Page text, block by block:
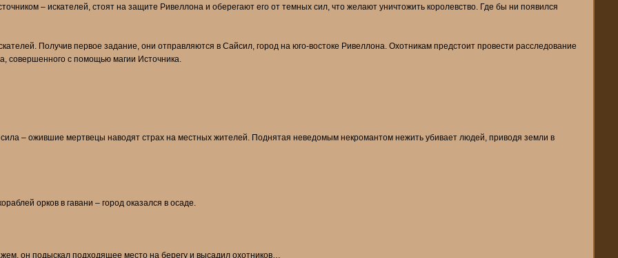
– искателей, стоят на защите Ривеллона и оберегают его от темных сил, что желают уничтожить королевство. Где бы ни появился
Получив первое задание, они отправляются в Сайсил, город на юго-востоке Ривеллона. Охотникам предстоит провести расследование
совершенного с помощью магии Источника.
– ожившие мертвецы наводят страх на местных жителей. Поднятая неведомым некромантом нежить убивает людей, приводя земли в
орков в гавани – город оказался в осаде.
он подыскал подходящее место на берегу и высадил охотников…